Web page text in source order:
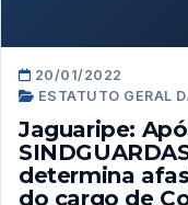
20/01/2022
ESTATUTO GERAL
Jaguaripe:
determina
do cargo de